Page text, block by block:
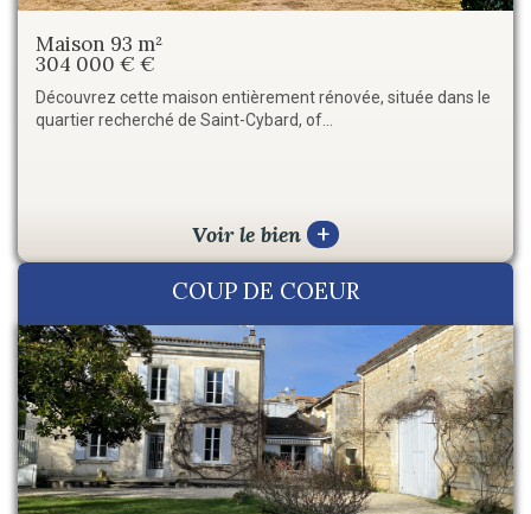
Maison 93 m²
304 000 € €
Découvrez cette maison entièrement rénovée, située dans le
quartier recherché de Saint-Cybard, of...
Voir le bien +
Maison 230 m²
618 000 € €
Maison contemporaine d'exception – Prestations haut de
gamme À la recherche d'une villa alliant c...
Voir le bien +
COUP DE COEUR